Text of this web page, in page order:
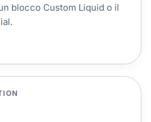
blocco Custom Liquid o il